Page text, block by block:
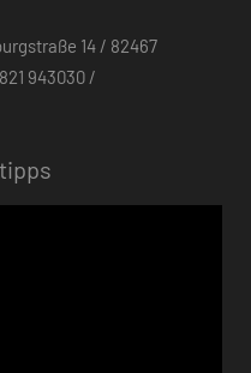
14 / 82467
943030 /